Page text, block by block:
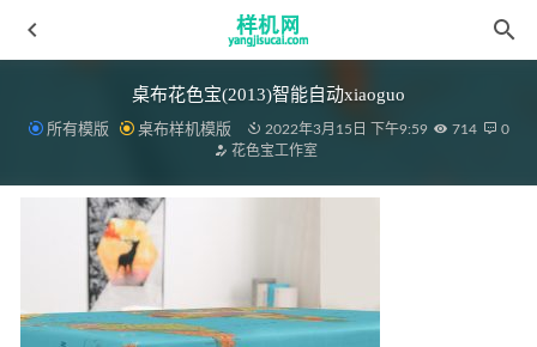
桌布花色宝(2013)智能自动xiaoguo
所有模版 桌布样机模版 2022年3月15日 下午9:59 714
0
花色宝工作室
夏凉被花色宝(2358)自动效果 2022-03-18
复制aijiads.taobao (1000)-1_tn_625 2022-03-31